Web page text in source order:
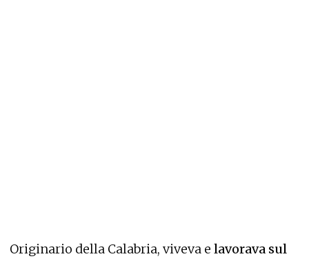
Originario della Calabria, viveva e lavorava sul